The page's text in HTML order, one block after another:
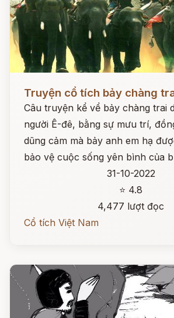
Truyện cổ tích bảy chàng
Câu truyện kể vể bảy chàng trai
người Ê-đê, bằng sự mưu trí,
dũng cảm mà bảy anh em hạ
bảo vệ cuộc sống yên bình của
31-10-2022
⭐ 4.8
4,477 lượt đọc
Cổ tích Việt Nam